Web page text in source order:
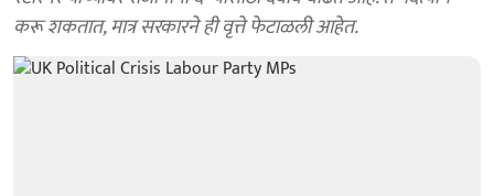
करू शकतात, मात्र सरकारने ही वृत्ते फेटाळली आहेत.